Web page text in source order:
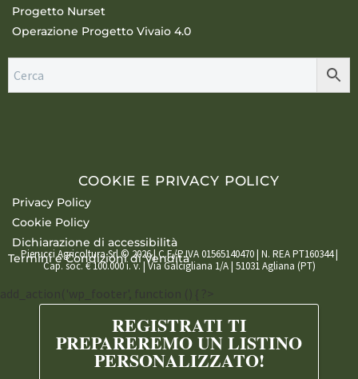
Progetto Nurset
Operazione Progetto Vivaio 4.0
COOKIE E PRIVACY POLICY
Privacy Policy
Cookie Policy
Dichiarazione di accessibilità
Termini e Condizioni di Vendita
Pierucci Agricoltura Srl © 2026 | C.F./P.IVA 01565140470 | N. REA PT160344 |
Cap. soc. € 100.000 i. v. | Via Galcigliana 1/A | 51031 Agliana (PT)
add_action('wp_footer', function () { ?>